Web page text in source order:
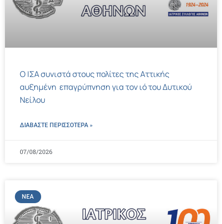
Ο ΙΣΑ συνιστά στους πολίτες της Αττικής
αυξημένη επαγρύπνηση για τον ιό του Δυτικού
Νείλου
ΔΙΑΒΑΣΤΕ ΠΕΡΙΣΣΌΤΕΡΑ »
07/08/2026
ΝΈΑ